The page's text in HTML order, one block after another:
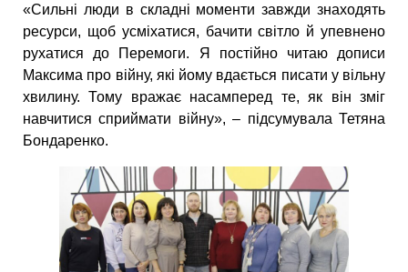
«Сильні люди в складні моменти завжди знаходять
ресурси, щоб усміхатися, бачити світло й упевнено
рухатися до Перемоги. Я постійно читаю дописи
Максима про війну, які йому вдається писати у вільну
хвилину. Тому вражає насамперед те, як він зміг
навчитися сприймати війну», – підсумувала Тетяна
Бондаренко.